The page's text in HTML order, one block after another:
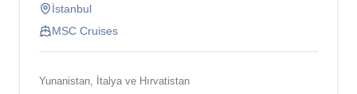
İstanbul
MSC Cruises
Yunanistan, İtalya ve Hırvatistan